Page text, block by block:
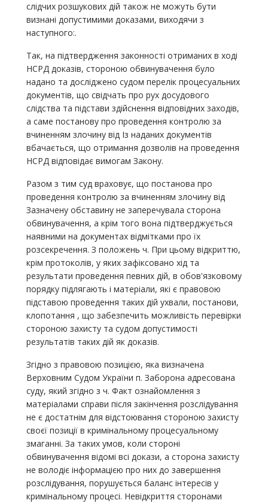
слідчих розшукових дій також не можуть бути
визнані допустимими доказами, виходячи з
наступного:.
Так, на підтвердження законності отриманих в ході
НСРД доказів, стороною обвинувачення було
надано та досліджено судом перелік процесуальних
документів, що свідчать про рух досудового
слідства та підстави здійснення відповідних заходів,
а саме постанову про проведення контролю за
вчиненням злочину від Із наданих документів
вбачається, що отримання дозволів на проведення
НСРД відповідає вимогам Закону.
Разом з тим суд враховує, що постанова про
проведення контролю за вчиненням злочину від
Зазначену обставину не заперечувала сторона
обвинувачення, а крім того вона підтверджується
наявними на документах відмітками про їх
розсекречення. З положень ч. При цьому відкриттю,
крім протоколів, у яких зафіксовано хід та
результати проведення певних дій, в обов'язковому
порядку підлягають і матеріали, які є правовою
підставою проведення таких дій ухвали, постанови,
клопотання , що забезпечить можливість перевірки
стороною захисту та судом допустимості
результатів таких дій як доказів.
Згідно з правовою позицією, яка визначена
Верховним Судом України п. Заборона адресована
суду, який згідно з ч. Факт ознайомлення з
матеріалами справи після закінчення розслідування
не є достатнім для відстоювання стороною захисту
своєї позиції в кримінальному процесуальному
змаганні. За таких умов, коли стороні
обвинувачення відомі всі докази, а сторона захисту
не володіє інформацією про них до завершення
розслідування, порушується баланс інтересів у
кримінальному процесі. Невідкриття сторонами